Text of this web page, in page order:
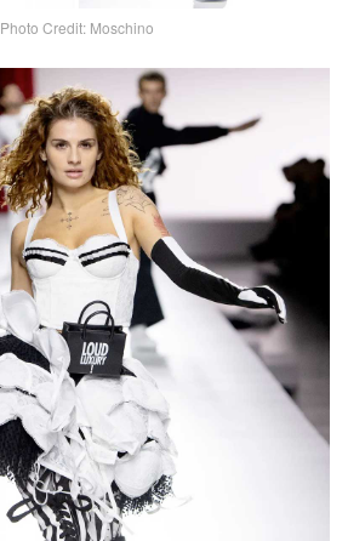
Photo Credit: Moschino